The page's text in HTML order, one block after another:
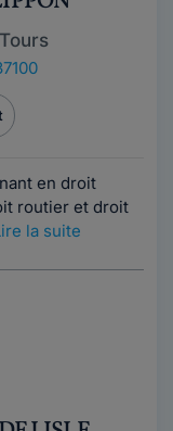
en droit
routier et droit
la suite